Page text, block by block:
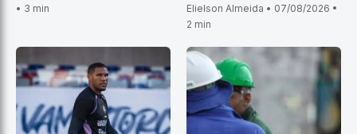
• 3 min
Elielson Almeida • 07/08/2026 •
2 min